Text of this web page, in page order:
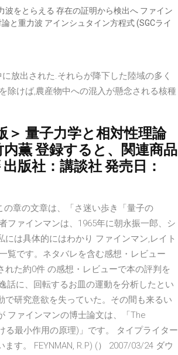
をとらえる 存在の証明から検出へ ファイン
と重力波 アインシュタイン方程式 (SGCライ
放出された.それらが降下した陸域の多く
除けば,農産物中への混入が懸念される核種
＞ 量子力学と相対性理論
薫 登録すると、関連商品
版社：講談社 発売日：
章の文章は、「さ迷い歩き「量子の
ファインマンは、1965年に朝永振一郎、シ
は具体的にはわかり ファインマン,レイト
覧です。ネタバレを含む感想・レビュー
た約0件 の感想・レビューで本の評判を
話に、回転するお皿の運動を分析したとい
研究意欲を失っていた。その間も来るい
ファインマンの博士論文は、「The
最小作用の原理)」です。 タイプライター
す。 FEYNMAN, R.P) (） 2007/03/24 ダウ